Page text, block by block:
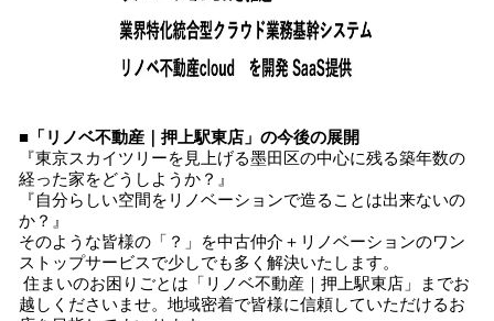
■「リノベ不動産｜押上駅東店」の今後の展開
『東京スカイツリーを見上げる墨田区の中心に残る築年数の
経った家をどうしようか？』
『自分らしい空間をリノベーションで造ることは出来ないの
か？』
そのような皆様の「？」を中古仲介＋リノベーションのワン
ストップサービスで少しでも多く解決いたします。
住まいのお困りごとは「リノベ不動産｜押上駅東店」までお
越しくださいませ。地域密着で皆様に信頼していただけるお